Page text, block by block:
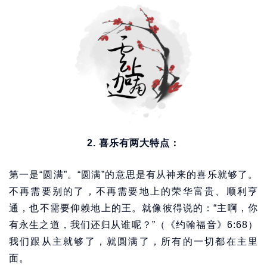
2. 喜乐有两大特点：
第一是“圆满”。“圆满”的意思是有从神来的喜乐就够了。
不再需要别的了，不再需要地上的荣华富贵、顺利亨
通，也不需要仰赖地上的王。就像彼得说的：“主啊，你
有永生之道，我们还归从谁呢？”（《约翰福音》6:68）
我们跟从主就够了，就圆满了，所有的一切都在主里
面。